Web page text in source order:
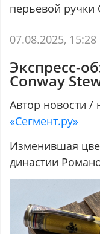
перьевой ручки
07.08.2025, 15:28
Экспресс-
Conway
Автор новости
«Сегмент.ру»
Изменившая
династии